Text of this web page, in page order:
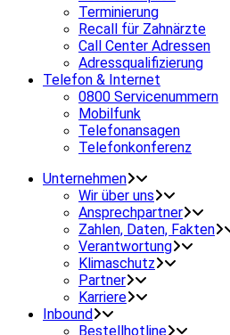
Terminierung
Recall für Zahnärzte
Call Center Adressen
Adressqualifizierung
Telefon & Internet
0800 Servicenummern
Mobilfunk
Telefonansagen
Telefonkonferenz
Unternehmen
Wir über uns
Ansprechpartner
Zahlen, Daten, Fakten
Verantwortung
Klimaschutz
Partner
Karriere
Inbound
Bestellhotline